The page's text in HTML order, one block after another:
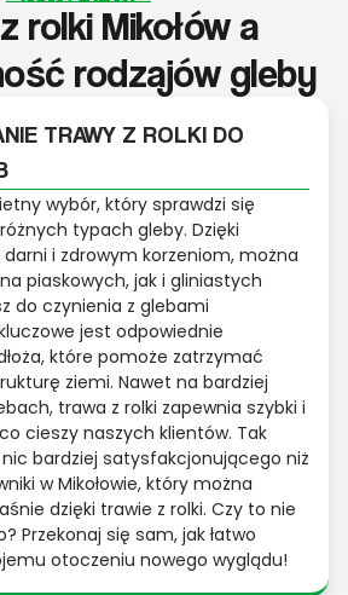
rolki Mikołów a
rodzajów gleby
TRAWY Z ROLKI DO
wybór, który sprawdzi się
typach gleby. Dzięki
darni i zdrowym korzeniom, można
piaskowych, jak i gliniastych
do czynienia z glebami
jest odpowiednie
które pomoże zatrzymać
ziemi. Nawet na bardziej
trawa z rolki zapewnia szybki i
cieszy naszych klientów. Tak
bardziej satysfakcjonującego niż
w Mikołowie, który można
dzięki trawie z rolki. Czy to nie
Przekonaj się sam, jak łatwo
otoczeniu nowego wyglądu!